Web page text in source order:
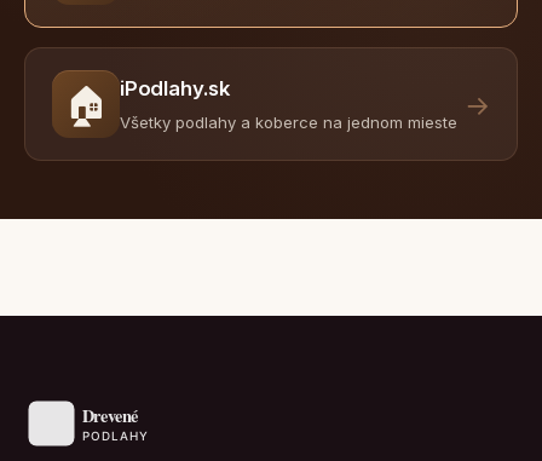
🏠 iPodlahy.sk
Všetky podlahy a koberce na jednom mieste
→